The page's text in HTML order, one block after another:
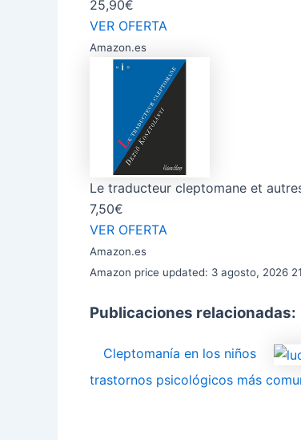
25,90€
VER OFERTA
Amazon.es
Le traducteur cleptomane et
7,50€
VER OFERTA
Amazon.es
Amazon price updated: 3 agosto, 2026
Publicaciones relacionadas:
Cleptomanía en los niños
trastornos psicológicos más